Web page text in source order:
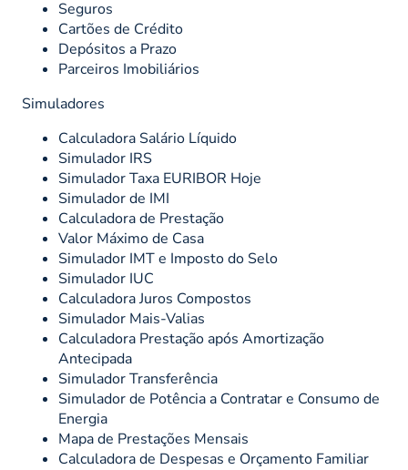
Seguros
Cartões de Crédito
Depósitos a Prazo
Parceiros Imobiliários
Simuladores
Calculadora Salário Líquido
Simulador IRS
Simulador Taxa EURIBOR Hoje
Simulador de IMI
Calculadora de Prestação
Valor Máximo de Casa
Simulador IMT e Imposto do Selo
Simulador IUC
Calculadora Juros Compostos
Simulador Mais-Valias
Calculadora Prestação após Amortização
Antecipada
Simulador Transferência
Simulador de Potência a Contratar e Consumo de
Energia
Mapa de Prestações Mensais
Calculadora de Despesas e Orçamento Familiar